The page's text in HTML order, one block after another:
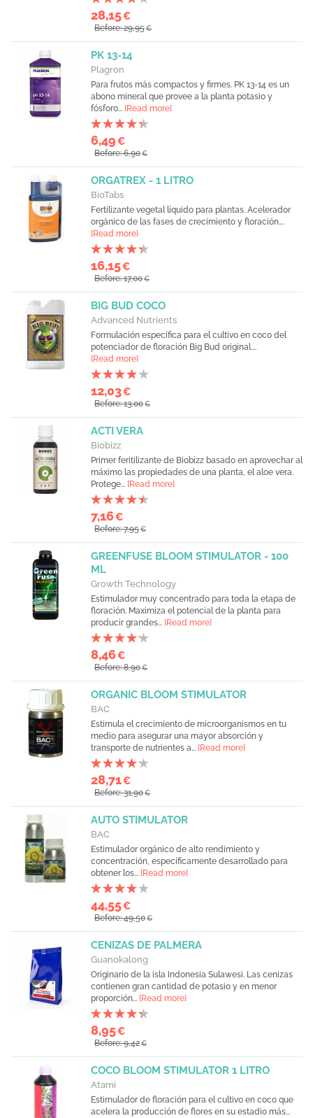
28,15€
Before: 29,95€
PK 13-14
Plagron
Para frutos más compactos y firmes. PK 13-14 es un
abono mineral que provee a la planta potasio y
fósforo... [Read more]
6,49€
Before: 6,90€
ORGATREX - 1 LITRO
BioTabs
Fertilizante vegetal líquido para plantas. Acelerador
orgánico de las fases de crecimiento y floración....
[Read more]
16,15€
Before: 17,00€
BIG BUD COCO
Advanced Nutrients
Formulación específica para el cultivo en coco del
potenciador de floración Big Bud original....
[Read more]
12,03€
Before: 13,00€
ACTI VERA
Biobizz
Primer feritilizante de Biobizz basado en aprovechar al
máximo las propiedades de una planta, el aloe vera.
Protege... [Read more]
7,16€
Before: 7,95€
GREENFUSE BLOOM STIMULATOR - 100
ML
Growth Technology
Estimulador muy concentrado para toda la etapa de
floración. Maximiza el potencial de la planta para
producir grandes... [Read more]
8,46€
Before: 8,90€
ORGANIC BLOOM STIMULATOR
BAC
Estimula el crecimiento de microorganismos en tu
medio para asegurar una mayor absorción y
transporte de nutrientes a... [Read more]
28,71€
Before: 31,90€
AUTO STIMULATOR
BAC
Estimulador orgánico de alto rendimiento y
concentración, específicamente desarrollado para
obtener los... [Read more]
44,55€
Before: 49,50€
CENIZAS DE PALMERA
Guanokalong
Originario de la isla Indonesia Sulawesi. Las cenizas
contienen gran cantidad de potasio y en menor
proporción... [Read more]
8,95€
Before: 9,42€
COCO BLOOM STIMULATOR 1 LITRO
Atami
Estimulador de floración para el cultivo en coco que
acelera la producción de flores en su estadio más...